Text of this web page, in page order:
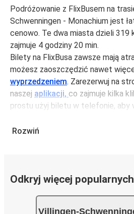
Podróżowanie z FlixBusem na
Schwenningen - Monachium jest
cenowo. Te dwa miasta dzieli 319
zajmuje 4 godziny 20 min.
Bilety na FlixBusa zawsze mają
możesz zaoszczędzić nawet
wyprzedzeniem. Zarezerwuj na
naszej aplikacji, co zajmuje kilka
prostu użyj biletu w telefonie, aby
kosztują średnio 119,99 zł, ale
węglowego, podróżuj z FlixBusem.
Podróż na trasie Villingen-
Monachium
Rozwiń
Odkryj więcej
Villingen-